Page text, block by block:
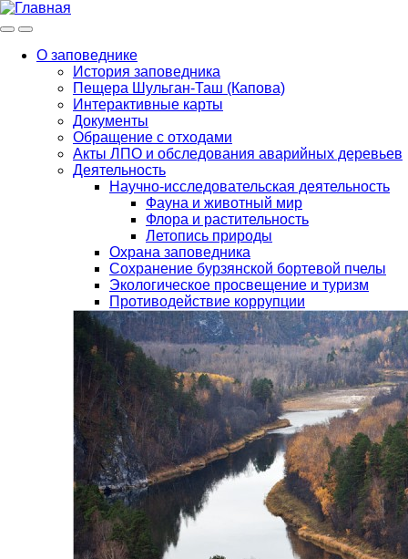
МенюИнфо
navigation
О заповеднике
История заповедника
Пещера Шульган-Таш (Капова)
Интерактивные карты
Документы
Обращение с отходами
Акты ЛПО и обследования аварийных деревьев
Деятельность
Научно-исследовательская деятельность
Фауна и животный мир
Флора и растительность
Летопись природы
Охрана заповедника
Сохранение бурзянской бортевой пчелы
Экологическое просвещение и туризм
Противодействие коррупции